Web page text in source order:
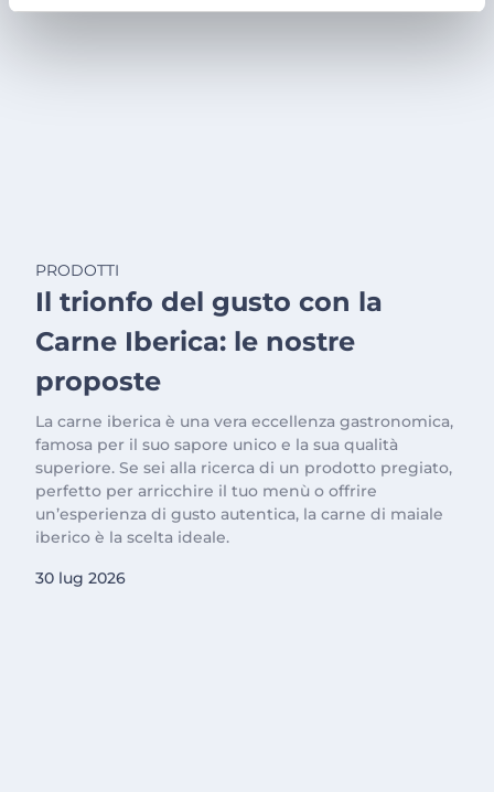
PRODOTTI
Il trionfo del gusto con la
Carne Iberica: le nostre
proposte
La carne iberica è una vera eccellenza gastronomica,
famosa per il suo sapore unico e la sua qualità
superiore. Se sei alla ricerca di un prodotto pregiato,
perfetto per arricchire il tuo menù o offrire
un’esperienza di gusto autentica, la carne di maiale
iberico è la scelta ideale.
30 lug 2026